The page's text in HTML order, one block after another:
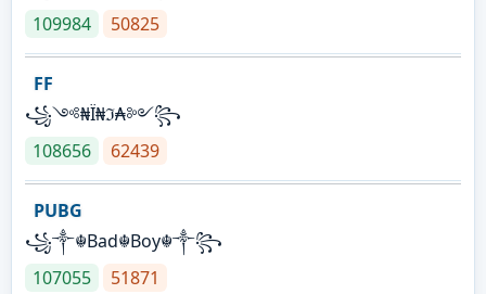
109984
50825
FF
꧁༺₦Ї₦ℑ₳༻꧂
108656
62439
PUBG
꧁༒☬Bad☬Boy☬༒꧂
107055
51871